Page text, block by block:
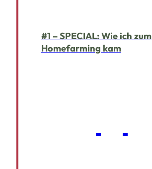
#1 – SPECIAL: Wie ich zum
Homefarming kam